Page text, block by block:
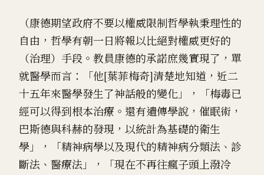
（康德期望政府不要以權威限制哲學執秉理性的
自由，哲學有朝一日將報以比絕對權威更好的
（治理）手段。教員康德的承諾庶幾實現了，單
就醫學而言：「他[葉菲梅奇]清楚地知道，近二
十五年來醫學發生了神話般的變化」，「梅毒已
經可以得到根本治療。還有遺傳學說，催眠術，
巴斯德與科赫的發現，以統計為基礎的衛生
學」，「精神病學以及現代的精神病分類法、診
斷法、醫療法」，「現在不再往瘋子頭上潑冷